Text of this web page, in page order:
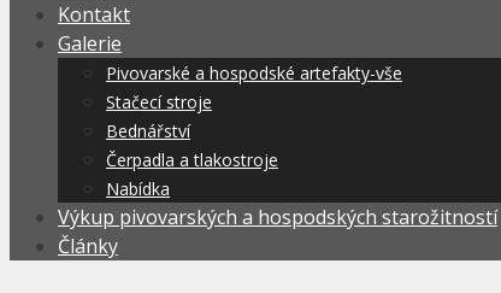
Kontakt
Galerie
Pivovarské a hospodské artefakty-vše
Stačecí stroje
Bednářství
Čerpadla a tlakostroje
Nabídka
Výkup pivovarských a hospodských starožitností
Články